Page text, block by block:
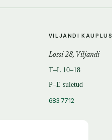
VILJANDI KAUPLUS
Lossi 28, Viljandi
T–L 10–18
P–E suletud
683 7712